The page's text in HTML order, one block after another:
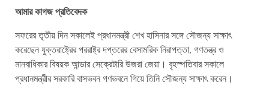
আমার কাগজ প্রতিবেদক
সফরের তৃতীয় দিন সকালেই প্রধানমন্ত্রী শেখ হাসিনার সঙ্গে সৌজন্য সাক্ষাৎ
করেছেন যুক্তরাষ্ট্রের পররাষ্ট্র দপ্তরের বেসামরিক নিরাপত্তা, গণতন্ত্র ও
মানবাধিকার বিষয়ক আন্ডার সেক্রেটারি উজরা জেয়া। বৃহস্পতিবার সকালে
প্রধানমন্ত্রীর সরকারি বাসভবন গণভবনে গিয়ে তিনি সৌজন্য সাক্ষাৎ করেন।